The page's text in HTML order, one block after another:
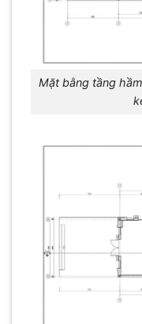
Mặt bằng tầng